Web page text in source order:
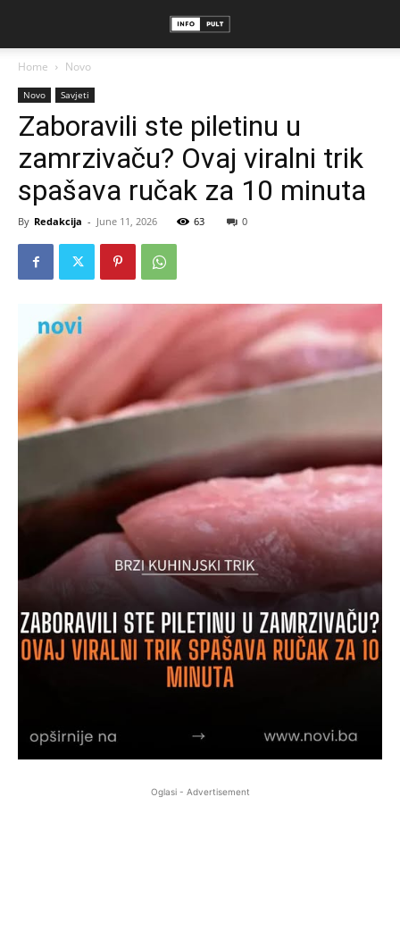
Home Novo
Novo Savjeti
Zaboravili ste piletinu u
zamrzivaču? Ovaj viralni trik
spašava ručak za 10 minuta
By Redakcija - June 11, 2026 63 0
Oglasi - Advertisement